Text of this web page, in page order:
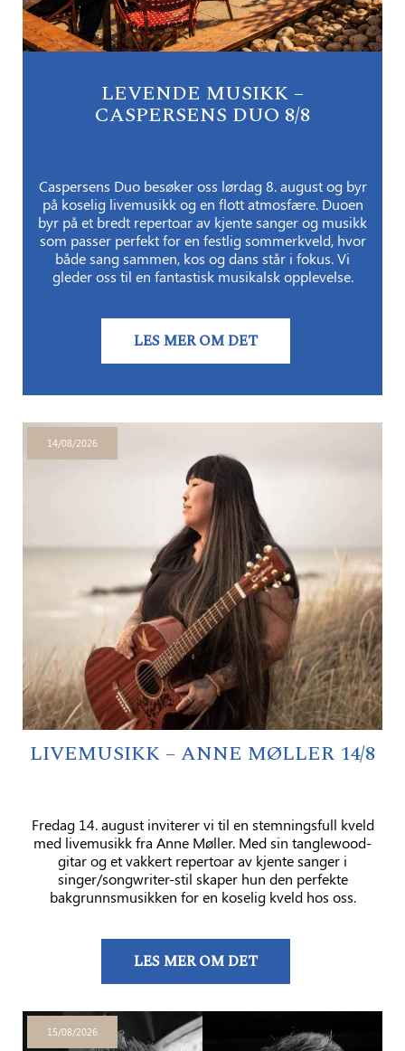
LEVENDE MUSIKK –
CASPERSENS DUO 8/8
Caspersens Duo besøker oss lørdag 8. august og byr
på koselig livemusikk og en flott atmosfære. Duoen
byr på et bredt repertoar av kjente sanger og musikk
som passer perfekt for en festlig sommerkveld, hvor
både sang sammen, kos og dans står i fokus. Vi
gleder oss til en fantastisk musikalsk opplevelse.
LES MER OM DET
14/08/2026
LIVEMUSIKK – ANNE MØLLER 14/8
Fredag ​​14. august inviterer vi til en stemningsfull kveld
med livemusikk fra Anne Møller. Med sin tanglewood-
gitar og et vakkert repertoar av kjente sanger i
singer/songwriter-stil skaper hun den perfekte
bakgrunnsmusikken for en koselig kveld hos oss.
LES MER OM DET
15/08/2026